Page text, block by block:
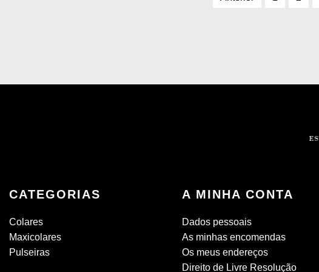
CATEGORIAS
Colares
Maxicolares
Pulseiras
A MINHA CONTA
Dados pessoais
As minhas encomendas
Os meus endereços
Direito de Livre Resolução